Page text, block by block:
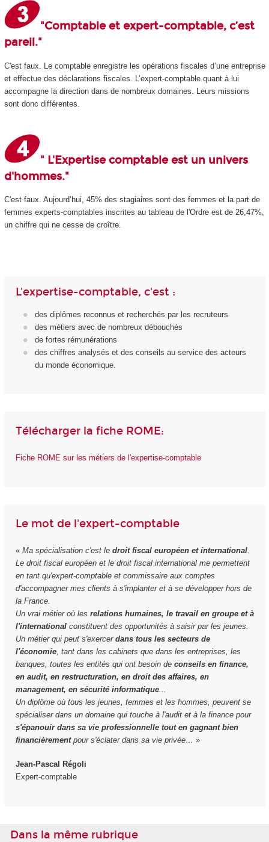
"Comptable et expert-comptable, c’est
pareil."
C'est faux. Le comptable enregistre les opérations fiscales d’une entreprise
et effectue des déclarations fiscales. L’expert-comptable quant à lui
accompagne la direction dans de nombreux domaines. Leurs missions
sont donc différentes.
" L'Expertise comptable est un univers
d'hommes."
C'est faux. Aujourd’hui, 45% des stagiaires sont des femmes et la part de
femmes experts-comptables inscrites au tableau de l'Ordre est de 26,47%,
un chiffre qui ne cesse de croître.
L'expertise-comptable, c'est :
des diplômes reconnus et recherchés par les recruteurs
des métiers avec de nombreux débouchés
de fortes rémunérations
des chiffres analysés et des conseils au service des acteurs
du monde économique.
Télécharger la fiche ROME:
Fiche ROME sur les métiers de l'expertise-comptable
Le mot de l'expert-comptable
« Ma spécialisation c'est le droit fiscal européen et international.
Le droit fiscal européen et le droit fiscal international me permettent
en tant qu'expert-comptable et commissaire aux comptes
d'accompagner mes clients à s'implanter et à se développer hors de
la France.
Un vrai métier où les relations humaines, le travail en groupe et à
l'internationalconstituent des opportunités à saisir par les jeunes.
Un métier qui peut s'exercer dans tous les secteurs de
l'économie, tant dans les cabinets que dans les entreprises, les
banques, toutes les entités qui ont besoin de conseils en finance,
en audit, en restructuration, en droit des affaires, en
management, en sécurité informatique...
Un diplôme où tous les jeunes, femmes et les hommes, peuvent se
spécialiser dans un domaine qui touche à l'audit et à la finance pour
s'épanouir dans sa vie professionnelle tout en gagnant bien
financièrementpour s'éclater dans sa vie privée… »
Jean-Pascal Régoli
Expert-comptable
Dans la même rubrique